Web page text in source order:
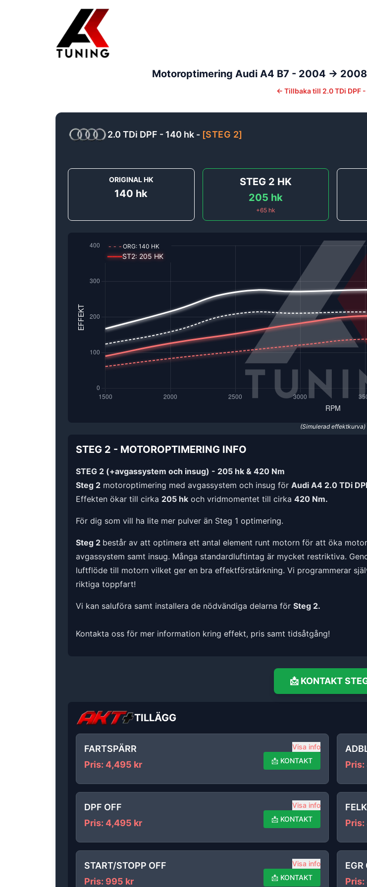
Motoroptimering Audi A4 B7 - 2004 -> 2008
← Tillbaka till 2.0 TDi DPF
2.0 TDi DPF - 140 hk - [STEG 2]
ORIGINAL HK
140 hk
STEG 2 HK
205 hk
+65hk
---ORG:140 HK
━━━ST2: 205 HK
(Simulerad effektkurva)
STEG 2 - MOTOROPTIMERING INFO
STEG 2 (+avgassystem och insug) - 205 hk & 420 Nm
Steg 2 motoroptimering med avgassystem och insug för Audi A4 2.0 TDi
Effekten ökar till cirka 205 hk och vridmomentet till cirka 420 Nm.
För dig som vill ha lite mer pulver än Steg 1 optimering.
Steg 2 består av att optimera ett antal element runt motorn för att öka
avgassystem samt insug. Många standardluftintag är mycket restriktiva.
luftflöde till motorn vilket ger en bra effektförstärkning. Vi programmerar
riktiga toppfart!
Vi kan saluföra samt installera de nödvändiga delarna för Steg 2.
Kontakta oss för mer information kring effekt, pris samt tidsåtgång!
📩 KONTAKT
TILLÄGG
FARTSPÄRR
Pris: 4,495 kr
Visa info
📩 KONTAKT
Pris:
DPF OFF
Pris: 4,495 kr
Visa info
📩 KONTAKT
Pris:
START/STOPP OFF
Pris: 995 kr
Visa info
📩 KONTAKT
EGR
Pris: